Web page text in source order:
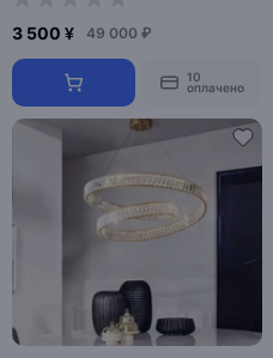
3 500 ¥ 49 000 ₽
10
оплачено